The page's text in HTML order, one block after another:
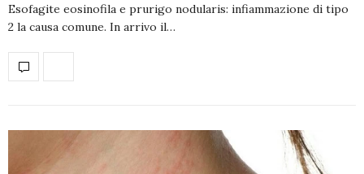
Esofagite eosinofila e prurigo nodularis: infiammazione di tipo
2 la causa comune. In arrivo il…